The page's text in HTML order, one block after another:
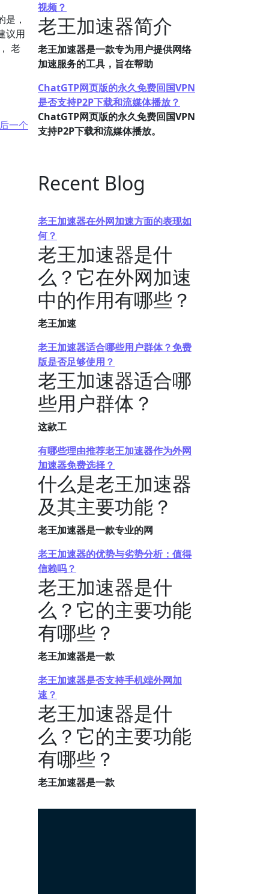
，
议用
老
后一个
视频？
老王加速器简介
老王加速器是一款专为用户提供网络
加速服务的工具，旨在帮助
ChatGTP网页版的永久免费回国VPN
是否支持P2P下载和流媒体播放？
ChatGTP网页版的永久免费回国VPN
支持P2P下载和流媒体播放。
Recent Blog
老王加速器在外网加速方面的表现如
何？
老王加速器是什
么？它在外网加速
中的作用有哪些？
老王加速
老王加速器适合哪些用户群体？免费
版是否足够使用？
老王加速器适合哪
些用户群体？
这款工
有哪些理由推荐老王加速器作为外网
加速器免费选择？
什么是老王加速器
及其主要功能？
老王加速器是一款专业的网
老王加速器的优势与劣势分析：值得
信赖吗？
老王加速器是什
么？它的主要功能
有哪些？
老王加速器是一款
老王加速器是否支持手机端外网加
速？
老王加速器是什
么？它的主要功能
有哪些？
老王加速器是一款